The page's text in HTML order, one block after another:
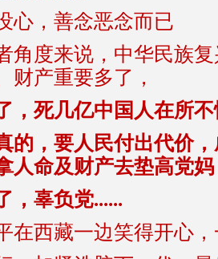
心，善念恶念而已
角度来说，中华民族
财产重要多了，
，死几亿中国人在所
的，要人民付出代价
人命及财产去垫高党
，辜负党......
在西藏一边笑得开心